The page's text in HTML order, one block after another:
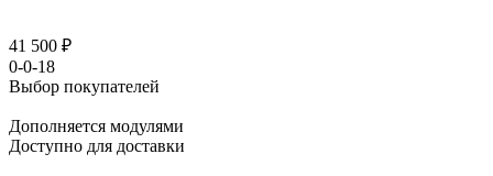
41 500 ₽
0-0-18
Выбор покупателей
Дополняется модулями
Доступно для доставки